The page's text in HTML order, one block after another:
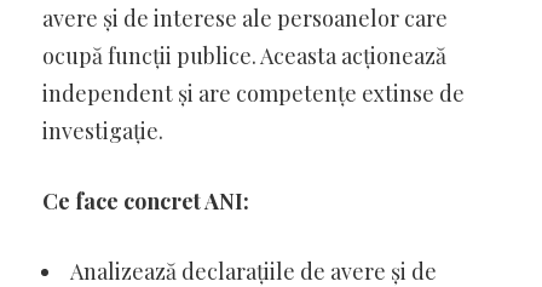
avere și de interese ale persoanelor care
ocupă funcții publice. Aceasta acționează
independent și are competențe extinse de
investigație.
Ce face concret ANI:
Analizează declarațiile de avere și de